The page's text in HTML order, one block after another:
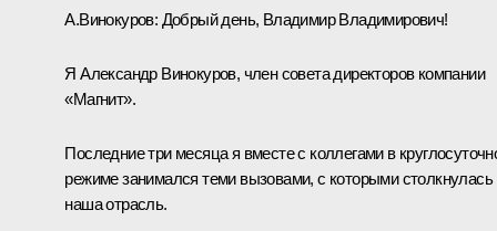
А.Винокуров: Добрый день, Владимир Владимирович!
Я Александр Винокуров, член совета директоров компании
«Магнит».
Последние три месяца я вместе с коллегами в
режиме занимался теми вызовами, с которыми столкнулась
наша отрасль.